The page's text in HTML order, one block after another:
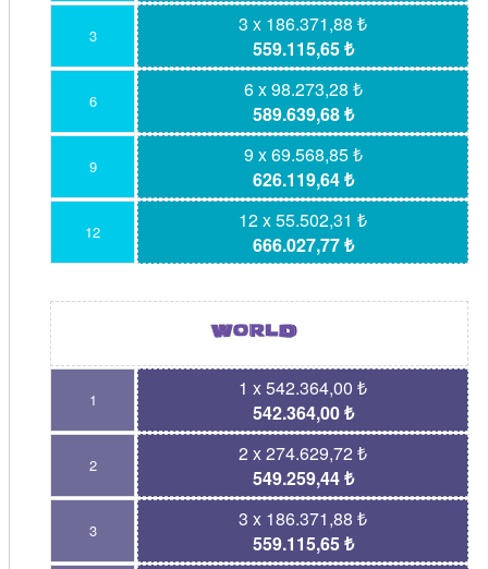
3
3 x 186.371,88 ₺
559.115,65 ₺
6
6 x 98.273,28 ₺
589.639,68 ₺
9
9 x 69.568,85 ₺
626.119,64 ₺
12
12 x 55.502,31 ₺
666.027,77 ₺
1
1 x 542.364,00 ₺
542.364,00 ₺
2
2 x 274.629,72 ₺
549.259,44 ₺
3
3 x 186.371,88 ₺
559.115,65 ₺